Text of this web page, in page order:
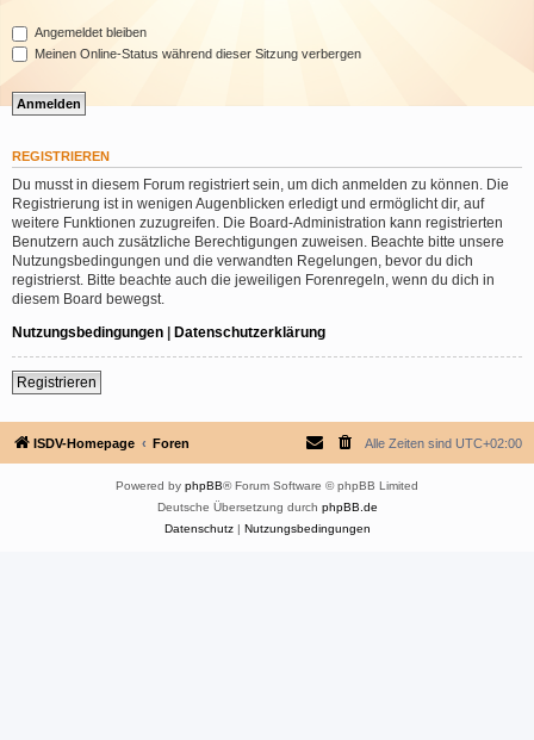
Angemeldet bleiben
Meinen Online-Status während dieser Sitzung verbergen
REGISTRIEREN
Du musst in diesem Forum registriert sein, um dich anmelden zu können. Die
Registrierung ist in wenigen Augenblicken erledigt und ermöglicht dir, auf
weitere Funktionen zuzugreifen. Die Board-Administration kann registrierten
Benutzern auch zusätzliche Berechtigungen zuweisen. Beachte bitte unsere
Nutzungsbedingungen und die verwandten Regelungen, bevor du dich
registrierst. Bitte beachte auch die jeweiligen Forenregeln, wenn du dich in
diesem Board bewegst.
Nutzungsbedingungen | Datenschutzerklärung
Registrieren
ISDV-Homepage Foren Alle Zeiten sind UTC+02:00
Powered by phpBB® Forum Software © phpBB Limited
Deutsche Übersetzung durch phpBB.de
Datenschutz| Nutzungsbedingungen